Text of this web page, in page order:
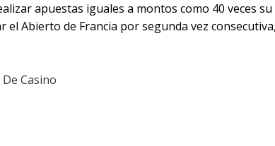
apuestas iguales a montos como 40 veces
Abierto de Francia por segunda vez
Casino